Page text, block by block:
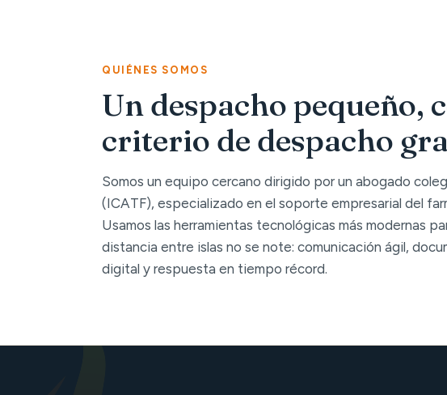
QUIÉNES SOMOS
Un despacho pequeño,
criterio de despacho
Somos un equipo cercano dirigido por un abogado
(ICATF), especializado en el soporte empresarial del
Usamos las herramientas tecnológicas más modernas
distancia entre islas no se note: comunicación ágil,
digital y respuesta en tiempo récord.